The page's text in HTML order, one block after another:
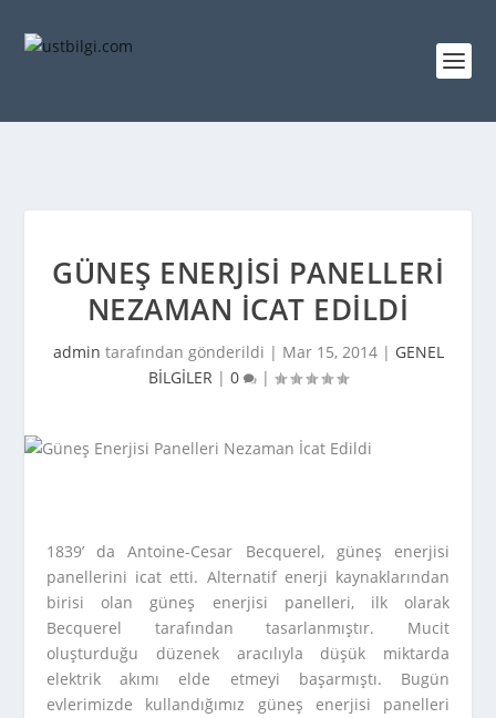
GÜNEŞ ENERJISI PANELLERI
NEZAMAN İCAT EDILDI
admin tarafından gönderildi | Mar 15, 2014| GENEL
BİLGİLER | 0 |
1839’ da Antoine-Cesar Becquerel, güneş enerjisi
panellerini icat etti. Alternatif enerji kaynaklarından
birisi olan güneş enerjisi panelleri, ilk olarak
Becquerel tarafından tasarlanmıştır. Mucit
oluşturduğu düzenek aracılıyla düşük miktarda
elektrik akımı elde etmeyi başarmıştı. Bugün
evlerimizde kullandığımız güneş enerjisi panelleri